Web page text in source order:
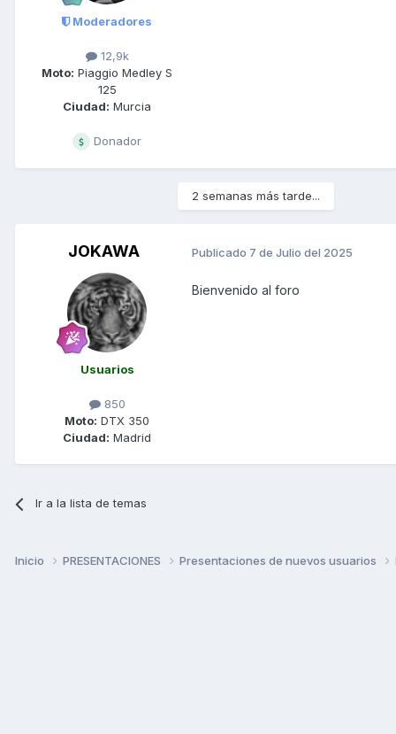
Moderadores
12,9k
Moto: Piaggio Medley S
125
Ciudad: Murcia
Donador
2 semanas más tarde...
JOKAWA
Usuarios
850
Moto: DTX 350
Ciudad: Madrid
Publicado 7 de Julio del 2025
Bienvenido al foro
Ir a la lista de temas
Inicio PRESENTACIONES Presentaciones de nuevos usuarios